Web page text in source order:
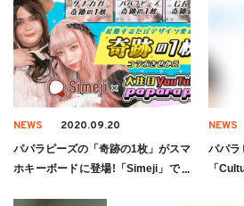
val～』
NEWS 2020.09.20
パパラピーズの「奇跡の1枚」がスマ
ホキーボードに登場!「Simeji」で配
NEWS
パパラ
「